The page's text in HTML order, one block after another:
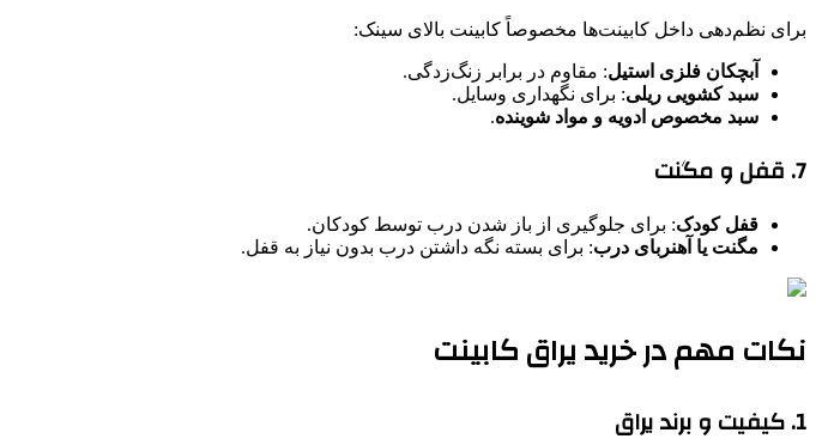
برای نظم‌دهی داخل کابینت‌ها مخصوصاً کابینت بالای سینک:
آبچکان فلزی استیل: مقاوم در برابر زنگ‌زدگی.
سبد کشویی ریلی: برای نگهداری وسایل.
سبد مخصوص ادویه و مواد شوینده.
7. قفل و مگنت
قفل کودک: برای جلوگیری از باز شدن درب توسط کودکان.
مگنت یا آهنربای درب: برای بسته نگه داشتن درب بدون نیاز به قفل.
نکات مهم در خرید یراق کابینت
1. کیفیت و برند یراق